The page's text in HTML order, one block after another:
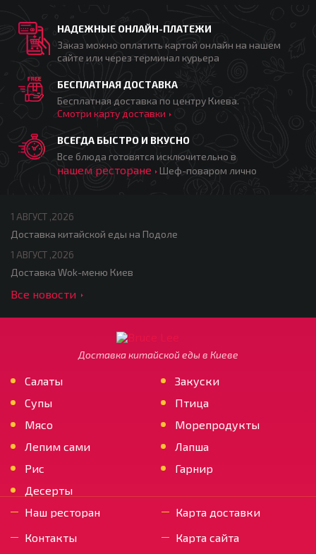
НАДЕЖНЫЕ ОНЛАЙН-ПЛАТЕЖИ
Заказ можно оплатить картой онлайн на нашем
сайте или через терминал курьера
БЕСПЛАТНАЯ ДОСТАВКА
Бесплатная доставка по центру Киева.
Смотри карту доставки
ВСЕГДА БЫСТРО И ВКУСНО
Все блюда готовятся исключительно в
нашем ресторане Шеф-поваром лично
1 АВГУСТ ,2026
Доставка китайской еды на Подоле
1 АВГУСТ ,2026
Доставка Wok-меню Киев
Все новости
Доставка китайской еды в Киеве
Салаты
Закуски
Супы
Птица
Мясо
Морепродукты
Лепим сами
Лапша
Рис
Гарнир
Десерты
Наш ресторан
Карта доставки
Контакты
Карта сайта